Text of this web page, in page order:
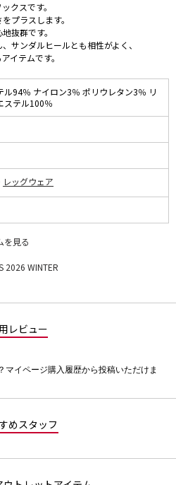
クスです。
プラスします。
抜群です。
サンダルヒールとも相性がよく、
イテムです。
ル94％ ナイロン3％ ポリウレタン3％ リ
ステル100％
レッグウェア
レビュー
マイページ購入履歴から投稿いただけま
めスタッフ